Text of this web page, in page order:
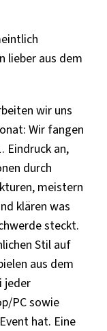
lieber aus dem
wir uns
Wir fangen
Eindruck an,
durch
meistern
klären was
steckt.
Stil auf
aus dem
jeder
PC sowie
hat. Eine